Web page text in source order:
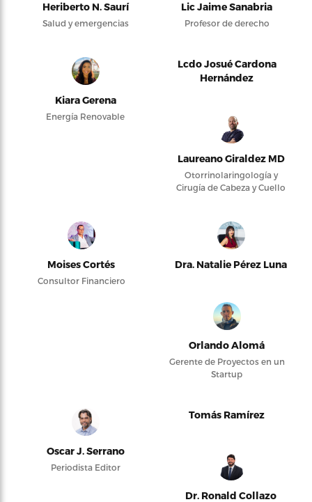
Heriberto N. Saurí
Salud y emergencias
Lic Jaime Sanabria
Profesor de derecho
Kiara Gerena
Energía Renovable
Lcdo Josué Cardona
Hernández
Laureano Giraldez MD
Otorrinolaringología y
Cirugía de Cabeza y Cuello
Moises Cortés
Consultor Financiero
Dra. Natalie Pérez Luna
Orlando Alomá
Gerente de Proyectos en un
Startup
Oscar J. Serrano
Periodista Editor
Tomás Ramírez
Dr. Ronald Collazo